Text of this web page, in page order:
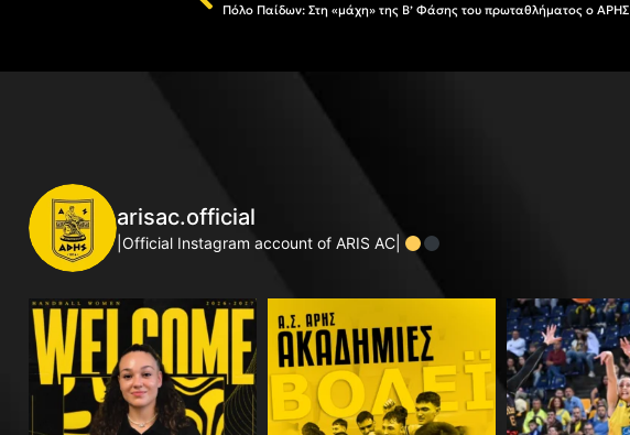
Πόλο Παίδων: Στη «μάχη» της Β’ Φάσης του πρωταθλήματος ο ΑΡΗΣ
arisac.official
|Official Instagram account of ARIS AC|